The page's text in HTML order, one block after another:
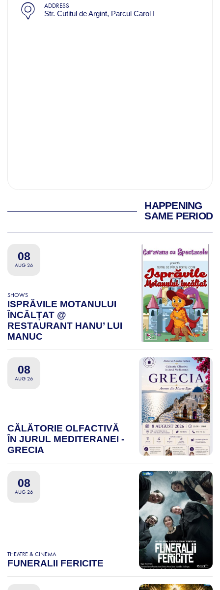
ADDRESS
Str. Cutitul de Argint, Parcul Carol I
HAPPENING
SAME PERIOD
08
AUG 26
SHOWS
ISPRĂVILE MOTANULUI
ÎNCĂLȚAT @
RESTAURANT HANU’ LUI
MANUC
08
AUG 26
CĂLĂTORIE OLFACTIVĂ
ÎN JURUL MEDITERANEI -
GRECIA
08
AUG 26
THEATRE & CINEMA
FUNERALII FERICITE